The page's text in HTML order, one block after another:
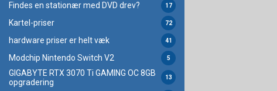
Findes en stationær med DVD drev? 17
Kartel-priser 72
hardware priser er helt væk 41
Modchip Nintendo Switch V2 5
GIGABYTE RTX 3070 Ti GAMING OC 8GB
opgradering
13